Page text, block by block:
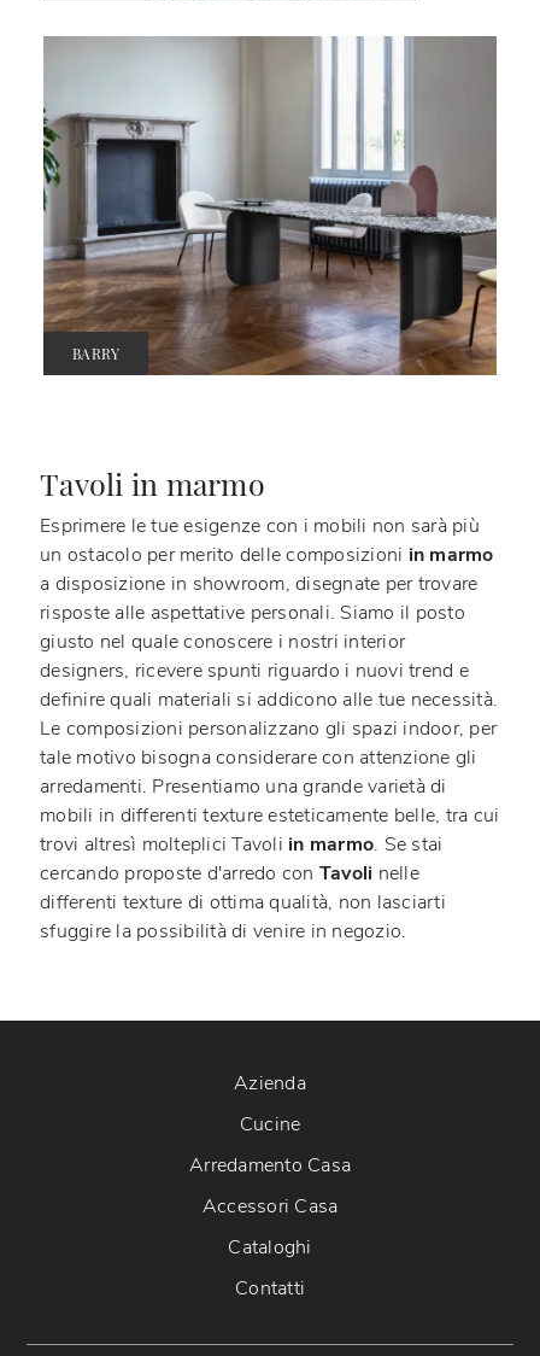
BARRY
Tavoli in marmo
Esprimere le tue esigenze con i mobili non sarà più
un ostacolo per merito delle composizioni in marmo
a disposizione in showroom, disegnate per trovare
risposte alle aspettative personali. Siamo il posto
giusto nel quale conoscere i nostri interior
designers, ricevere spunti riguardo i nuovi trend e
definire quali materiali si addicono alle tue necessità.
Le composizioni personalizzano gli spazi indoor, per
tale motivo bisogna considerare con attenzione gli
arredamenti. Presentiamo una grande varietà di
mobili in differenti texture esteticamente belle, tra cui
trovi altresì molteplici Tavoli in marmo. Se stai
cercando proposte d'arredo con Tavoli nelle
differenti texture di ottima qualità, non lasciarti
sfuggire la possibilità di venire in negozio.
Azienda
Cucine
Arredamento Casa
Accessori Casa
Cataloghi
Contatti